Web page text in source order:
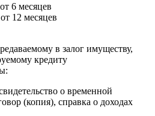
6 месяцев
12 месяцев
в залог имуществу,
кредиту
о временной
(копия), справка о доходах